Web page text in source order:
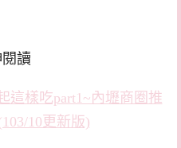
讀
這樣吃part1~內壢商圈推
10更新版)